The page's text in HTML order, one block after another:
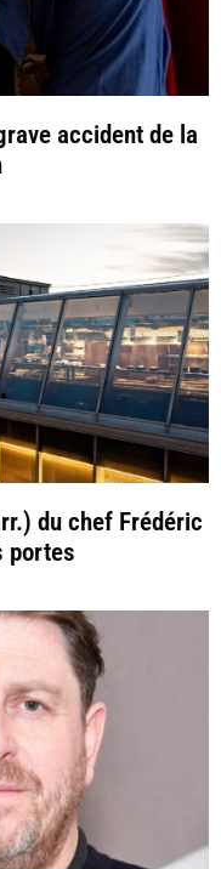
accident de la
du chef Frédéric
portes